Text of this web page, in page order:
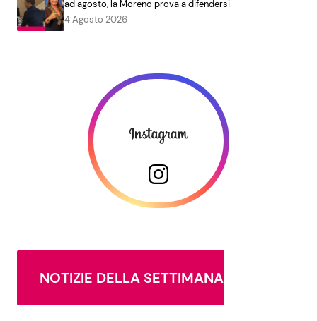
ad agosto, la Moreno prova a difendersi
4 Agosto 2026
NOTIZIE DELLA SETTIMANA